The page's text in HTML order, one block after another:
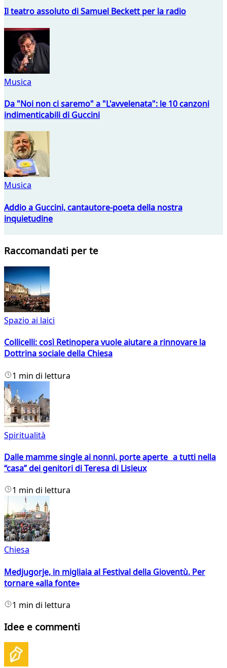
Il teatro assoluto di Samuel Beckett per la radio
Musica
Da "Noi non ci saremo" a "L'avvelenata": le 10 canzoni
indimenticabili di Guccini
Musica
Addio a Guccini, cantautore-poeta della nostra
inquietudine
Raccomandati per te
Spazio ai laici
Collicelli: così Retinopera vuole aiutare a rinnovare la
Dottrina sociale della Chiesa
1 min di lettura
Spiritualità
Dalle mamme single ai nonni, porte aperte a tutti nella
“casa” dei genitori di Teresa di Lisieux
1 min di lettura
Chiesa
Medjugorje, in migliaia al Festival della Gioventù. Per
tornare «alla fonte»
1 min di lettura
Idee e commenti